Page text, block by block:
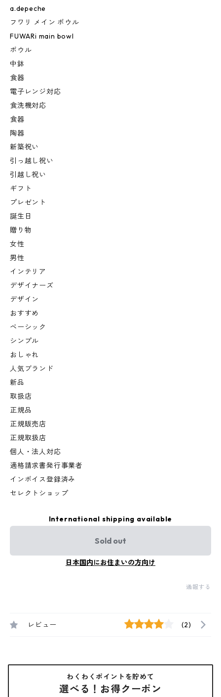
a.depeche
フワリ メイン ボウル
FUWARi main bowl
ボウル
中鉢
食器
電子レンジ対応
食洗機対応
食器
陶器
新築祝い
引っ越し祝い
引越し祝い
ギフト
プレゼント
誕生日
贈り物
女性
男性
インテリア
デザイナーズ
デザイン
おすすめ
ベーシック
シンプル
おしゃれ
人気ブランド
新品
取扱店
正規品
正規販売店
正規取扱店
個人・法人対応
適格請求書発行事業者
インボイス登録済み
セレクトショップ
International shipping available
Sold out
日本国内にお住まいの方向け
通報する
レビュー (2)
わくわくポイントを貯めて
選べる！お得クーポン